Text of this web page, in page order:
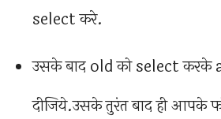
select करे.
उसके बाद old को select करके
दीजिये.उसके तुरंत बाद ही आपके